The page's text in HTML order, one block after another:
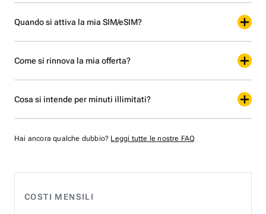
COSTI MENSILI
Quando si attiva la mia SIM/eSIM?
Come si rinnova la mia offerta?
Cosa si intende per minuti illimitati?
Hai ancora qualche dubbio? Leggi tutte le nostre FAQ